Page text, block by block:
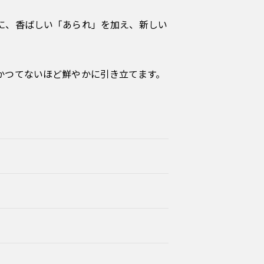
香ばしい「あられ」を加え、新しい
てないほど鮮やかに引き立てます。